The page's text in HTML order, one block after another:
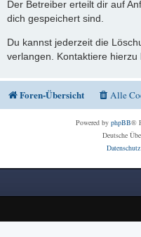
Der Betreiber erteilt dir auf
dich gespeichert sind.
Du kannst jederzeit die
verlangen. Kontaktiere hierzu
Foren-Übersicht Alle
Powered by phpBB®
Deutsche
Datenschutz